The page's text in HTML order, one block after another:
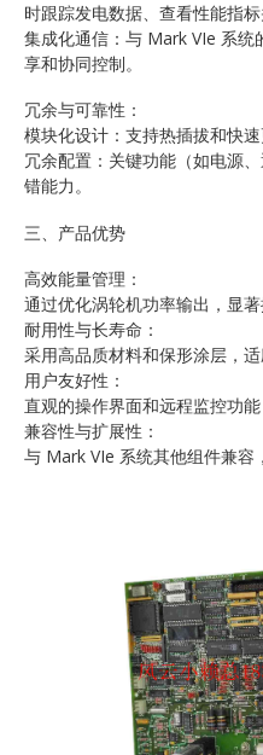
时跟踪发电数据、查看性能指标
集成化通信：与 Mark VIe 系统
享和协同控制。
冗余与可靠性：
模块化设计：支持热插拔和快速
冗余配置：关键功能（如电源
错能力。
三、产品优势
高效能量管理：
通过优化涡轮机功率输出，显
耐用性与长寿命：
采用高品质材料和保形涂层，
用户友好性：
直观的操作界面和远程监控功
兼容性与扩展性：
与 Mark VIe 系统其他组件兼容